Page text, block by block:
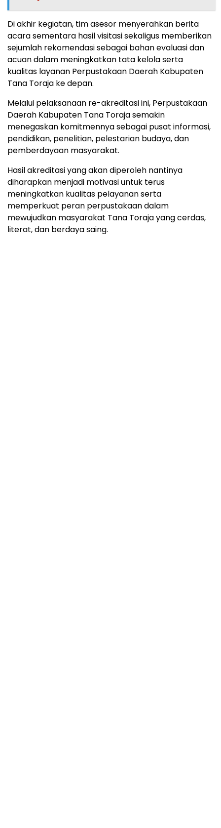
Di akhir kegiatan, tim asesor menyerahkan berita
acara sementara hasil visitasi sekaligus memberikan
sejumlah rekomendasi sebagai bahan evaluasi dan
acuan dalam meningkatkan tata kelola serta
kualitas layanan Perpustakaan Daerah Kabupaten
Tana Toraja ke depan.
Melalui pelaksanaan re-akreditasi ini, Perpustakaan
Daerah Kabupaten Tana Toraja semakin
menegaskan komitmennya sebagai pusat informasi,
pendidikan, penelitian, pelestarian budaya, dan
pemberdayaan masyarakat.
Hasil akreditasi yang akan diperoleh nantinya
diharapkan menjadi motivasi untuk terus
meningkatkan kualitas pelayanan serta
memperkuat peran perpustakaan dalam
mewujudkan masyarakat Tana Toraja yang cerdas,
literat, dan berdaya saing.